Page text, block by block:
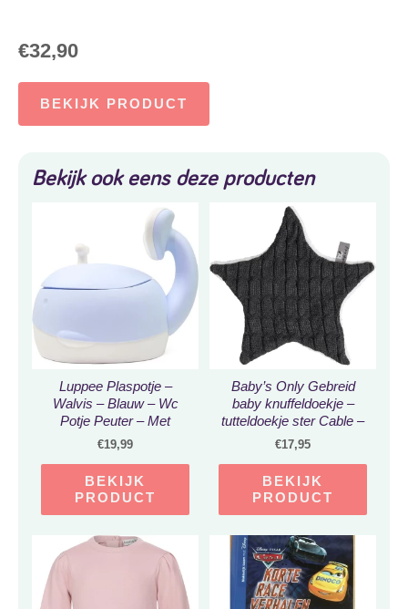
€32,90
BEKIJK PRODUCT
Bekijk ook eens deze producten
Luppee Plaspotje –
Walvis – Blauw – Wc
Potje Peuter – Met
Deksel en Uitneembare
€19,99
BEKIJK
PRODUCT
Baby’s Only Gebreid
baby knuffeldoekje –
tutteldoekje ster Cable –
Antraciet – Baby cadeau
€17,95
BEKIJK
PRODUCT